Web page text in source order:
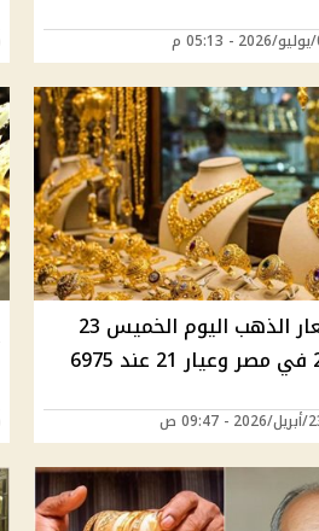
تذبذب أسعار الذهب اليوم الخميس 23
أبريل 2026 في مصر وعيار 21 عند 6975